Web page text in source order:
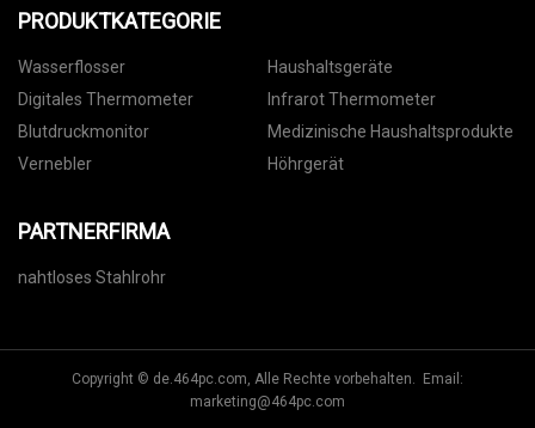
PRODUKTKATEGORIE
Wasserflosser
Haushaltsgeräte
Digitales Thermometer
Infrarot Thermometer
Blutdruckmonitor
Medizinische Haushaltsprodukte
Vernebler
Höhrgerät
PARTNERFIRMA
nahtloses Stahlrohr
Copyright © de.464pc.com, Alle Rechte vorbehalten. Email:
marketing@464pc.com